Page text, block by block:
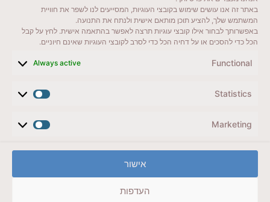
באתר זה אנו עושים שימוש בקובצי העוגיות, המסייעים לנו לשפר את חוויית
המשתמש שלך, להציע תוכן מותאם אישית ולנתח את התנועה.
באפשרותך לבחור אילו קובצי עוגיות תרצה לאפשר בהתאמה אישית. לחץ על קבל
הכל כדי להסכים או על דחיה הכל כדי לסרב לקובצי העוגיות שאינם חיוניים.
Functional
Always active
Statistics
Marketing
אישור
העדפות
ייעדים מומלצים
מדריכים ועזרים
לשליחת הודעת וואטסאפ
veyatsati.laolam@gmail.com
מדיניות פרטיות // תנאי שימוש באתר